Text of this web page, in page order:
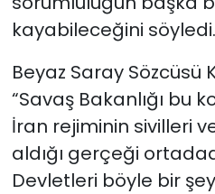
kayabileceğini söyledi.
Beyaz Saray Sözcüsü
“Savaş Bakanlığı bu
İran rejiminin sivilleri
aldığı gerçeği
Devletleri böyle bir şey